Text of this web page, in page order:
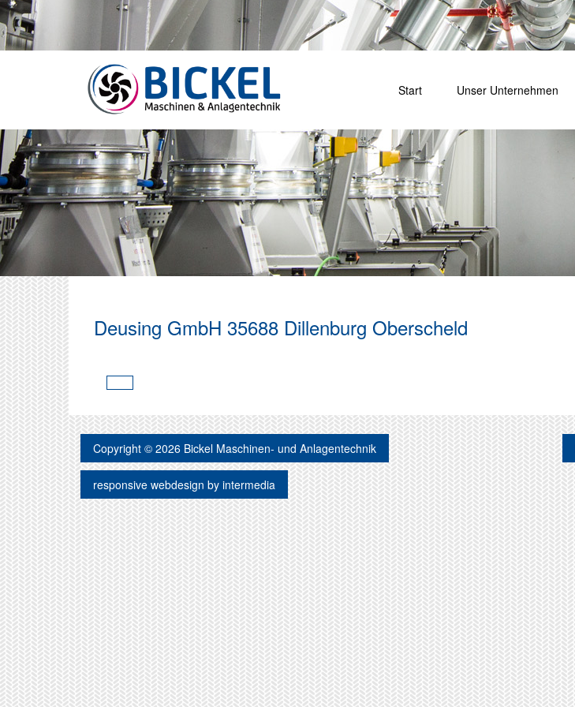
Start Unser Unternehmen
Deusing GmbH 35688 Dillenburg Oberscheld
Beitrag
Copyright © 2026 Bickel Maschinen- und Anlagentechnik
responsive webdesign by intermedia